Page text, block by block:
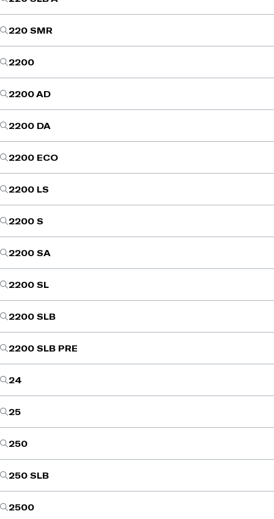
220 SMR
2200
2200 AD
2200 DA
2200 ECO
2200 LS
2200 S
2200 SA
2200 SL
2200 SLB
2200 SLB PRE
24
25
250
250 SLB
2500